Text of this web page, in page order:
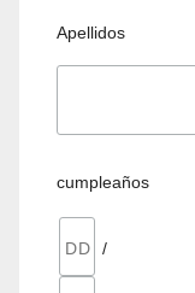
Apellidos
cumpleaños
/